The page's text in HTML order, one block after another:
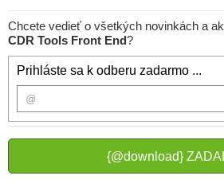
Chcete vedieť o všetkých novinkách a
CDR Tools Front End?
Prihláste sa k odberu zadarmo ...
{@download}